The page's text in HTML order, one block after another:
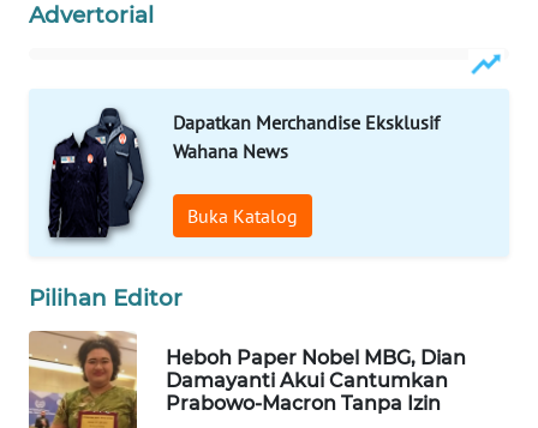
Advertorial
Dapatkan Merchandise Eksklusif
Wahana News
Buka Katalog
Pilihan Editor
Heboh Paper Nobel MBG, Dian
Damayanti Akui Cantumkan
Prabowo-Macron Tanpa Izin
WAHANANEWS
ID
WAHANANEWS
CO ID
WAHANANEWS
NET
WAHANA
SPORT